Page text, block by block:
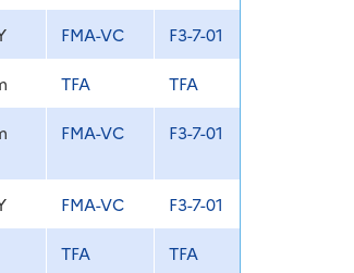
FMA-VC F3-7-01
TFA TFA
FMA-VC F3-7-01
FMA-VC F3-7-01
TFA TFA